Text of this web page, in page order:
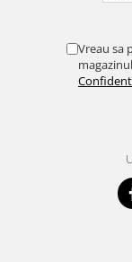
Vreau sa